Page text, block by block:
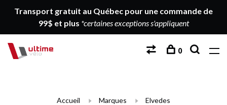
Transport gratuit au Québec pour une commande de
99$ et plus *certaines exceptions s'appliquent
0
Accueil Marques Elvedes